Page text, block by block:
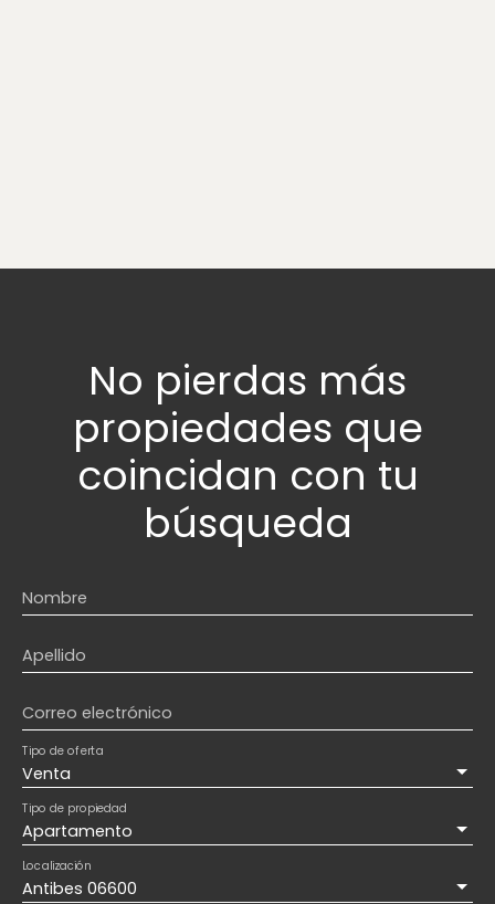
No pierdas más
propiedades que
coincidan con tu
búsqueda
Nombre
Apellido
Correo electrónico
Venta
Tipo de oferta
Apartamento
Tipo de propiedad
Antibes 06600
Localización